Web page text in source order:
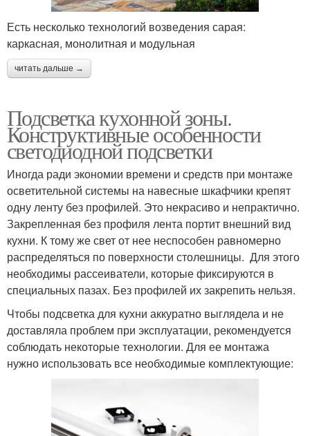
Есть несколько технологий возведения сарая:
каркасная, монолитная и модульная
читать дальше →
Подсветка кухонной зоны.
Конструктивные особенности
светодиодной подсветки
Иногда ради экономии времени и средств при монтаже
осветительной системы на навесные шкафчики крепят
одну ленту без профилей. Это некрасиво и непрактично.
Закрепленная без профиля лента портит внешний вид
кухни. К тому же свет от нее неспособен равномерно
распределяться по поверхности столешницы. Для этого
необходимы рассеиватели, которые фиксируются в
специальных пазах. Без профилей их закрепить нельзя.
Чтобы подсветка для кухни аккуратно выглядела и не
доставляла проблем при эксплуатации, рекомендуется
соблюдать некоторые технологии. Для ее монтажа
нужно использовать все необходимые комплектующие: